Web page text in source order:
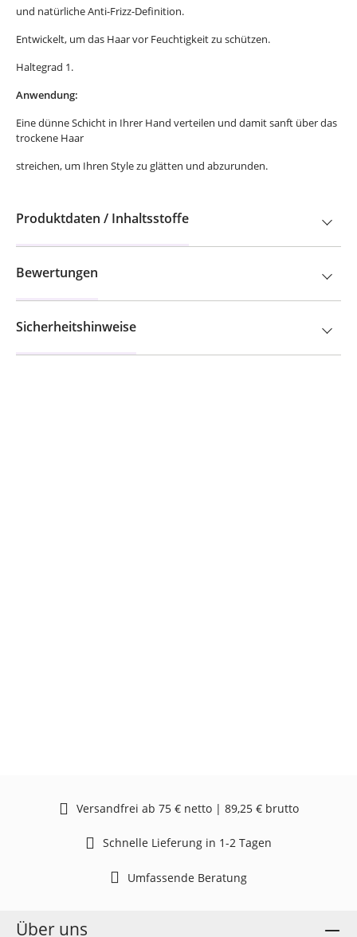
und natürliche Anti-Frizz-Definition.
Entwickelt, um das Haar vor Feuchtigkeit zu schützen.
Haltegrad 1.
Anwendung:
Eine dünne Schicht in Ihrer Hand verteilen und damit sanft über das
trockene Haar
streichen, um Ihren Style zu glätten und abzurunden.
Produktdaten / Inhaltsstoffe
Bewertungen
Sicherheitshinweise
Versandfrei ab 75 € netto | 89,25 € brutto
Schnelle Lieferung in 1-2 Tagen
Umfassende Beratung
Über uns